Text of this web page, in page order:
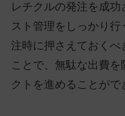
レチクルの発注を成
スト管理をしっかり
注時に押さえておくべ
ことで、無駄な出費
クトを進めることがで